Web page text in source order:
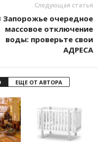
Следующая статья
Запорожье очередное
массовое отключение
воды: проверьте свои
АДРЕСА
ЕЩЕ ОТ АВТОРА